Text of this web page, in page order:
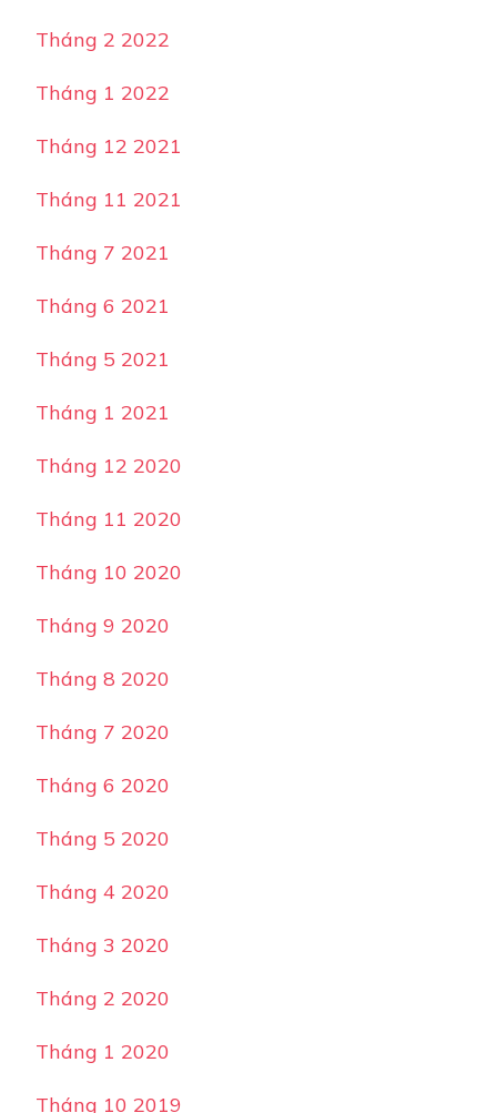
Tháng 2 2022
Tháng 1 2022
Tháng 12 2021
Tháng 11 2021
Tháng 7 2021
Tháng 6 2021
Tháng 5 2021
Tháng 1 2021
Tháng 12 2020
Tháng 11 2020
Tháng 10 2020
Tháng 9 2020
Tháng 8 2020
Tháng 7 2020
Tháng 6 2020
Tháng 5 2020
Tháng 4 2020
Tháng 3 2020
Tháng 2 2020
Tháng 1 2020
Tháng 10 2019